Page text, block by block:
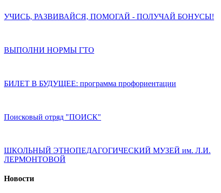
УЧИСЬ, РАЗВИВАЙСЯ, ПОМОГАЙ - ПОЛУЧАЙ БОНУСЫ!
ВЫПОЛНИ НОРМЫ ГТО
БИЛЕТ В БУДУЩЕЕ: программа профориентации
Поисковый отряд "ПОИСК"
ШКОЛЬНЫЙ ЭТНОПЕДАГОГИЧЕСКИЙ МУЗЕЙ им. Л.И.
ЛЕРМОНТОВОЙ
Новости